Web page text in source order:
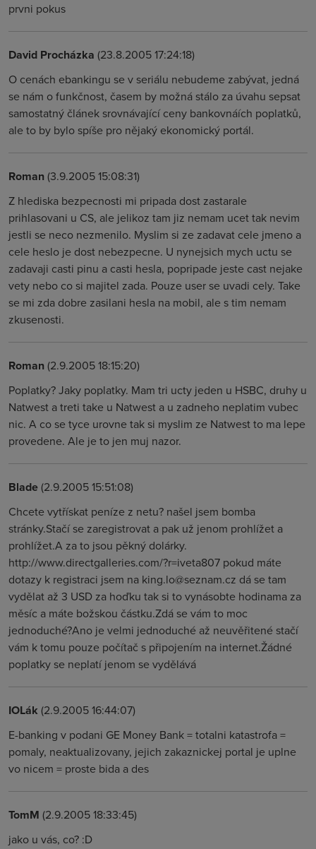
prvni pokus
David Procházka (23.8.2005 17:24:18)
O cenách ebankingu se v seriálu nebudeme zabývat, jedná
se nám o funkčnost, časem by možná stálo za úvahu sepsat
samostatný článek srovnávající ceny bankovnáích poplatků,
ale to by bylo spíše pro nějaký ekonomický portál.
Roman(3.9.2005 15:08:31)
Z hlediska bezpecnosti mi pripada dost zastarale
prihlasovani u CS, ale jelikoz tam jiz nemam ucet tak nevim
jestli se neco nezmenilo. Myslim si ze zadavat cele jmeno a
cele heslo je dost nebezpecne. U nynejsich mych uctu se
zadavaji casti pinu a casti hesla, popripade jeste cast nejake
vety nebo co si majitel zada. Pouze user se uvadi cely. Take
se mi zda dobre zasilani hesla na mobil, ale s tim nemam
zkusenosti.
Roman(2.9.2005 18:15:20)
Poplatky? Jaky poplatky. Mam tri ucty jeden u HSBC, druhy u
Natwest a treti take u Natwest a u zadneho neplatim vubec
nic. A co se tyce urovne tak si myslim ze Natwest to ma lepe
provedene. Ale je to jen muj nazor.
Blade(2.9.2005 15:51:08)
Chcete vytřískat peníze z netu? našel jsem bomba
stránky.Stačí se zaregistrovat a pak už jenom prohlížet a
prohlížet.A za to jsou pěkný dolárky.
http://www.directgalleries.com/?r=iveta807 pokud máte
dotazy k registraci jsem na king.lo@seznam.cz dá se tam
vydělat až 3 USD za hoďku tak si to vynásobte hodinama za
měsíc a máte božskou částku.Zdá se vám to moc
jednoduché?Ano je velmi jednoduché až neuvěřitené stačí
vám k tomu pouze počítač s připojením na internet.Žádné
poplatky se neplatí jenom se vydělává
IOLák (2.9.2005 16:44:07)
E-banking v podani GE Money Bank = totalni katastrofa =
pomaly, neaktualizovany, jejich zakaznickej portal je uplne
vo nicem = proste bida a des
TomM (2.9.2005 18:33:45)
jako u vás, co? :D